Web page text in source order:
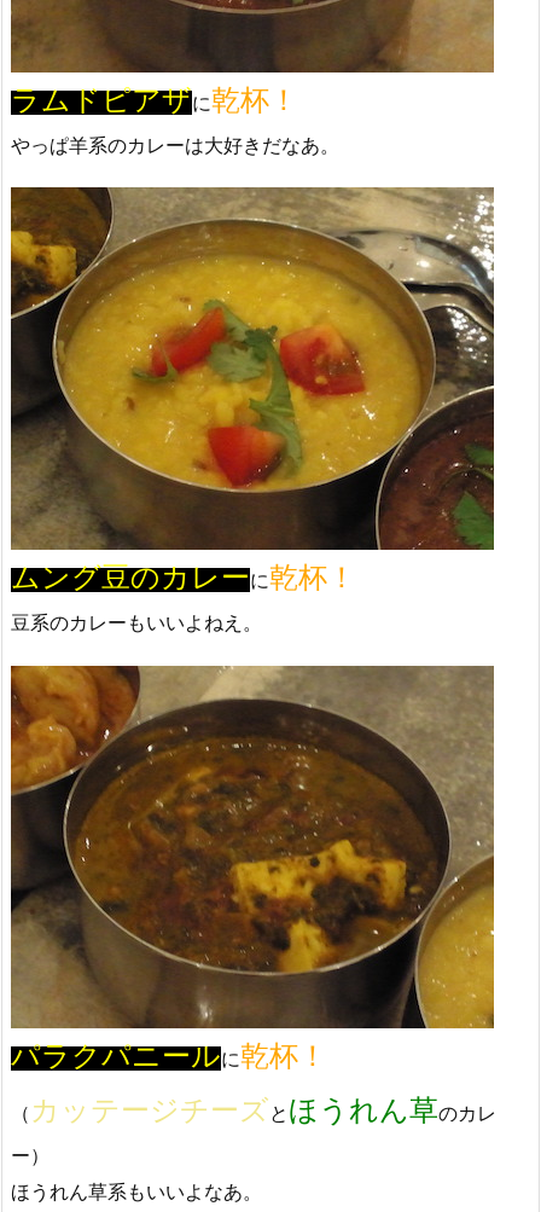
ラムドピアザに乾杯！
やっぱ羊系のカレーは大好きだなあ。
ムング豆のカレーに乾杯！
豆系のカレーもいいよねえ。
パラクパニールに乾杯！
（ カッテージチーズと ほうれん草のカレ
ー）
ほうれん草系もいいよなあ。